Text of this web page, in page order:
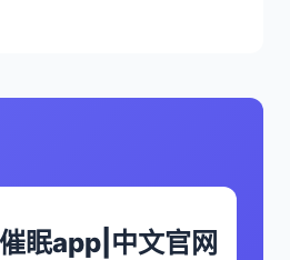
眠app|中文官网